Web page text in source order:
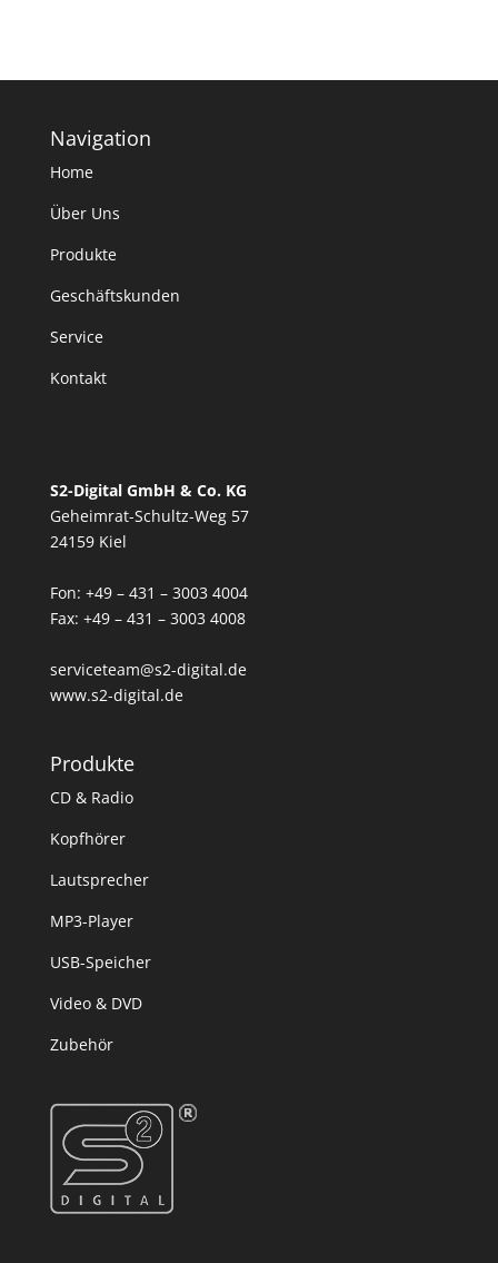
Navigation
Home
Über Uns
Produkte
Geschäftskunden
Service
Kontakt
S2-Digital GmbH & Co. KG
Geheimrat-Schultz-Weg 57
24159 Kiel
Fon: +49 – 431 – 3003 4004
Fax: +49 – 431 – 3003 4008
serviceteam@s2-digital.de
www.s2-digital.de
Produkte
CD & Radio
Kopfhörer
Lautsprecher
MP3-Player
USB-Speicher
Video & DVD
Zubehör